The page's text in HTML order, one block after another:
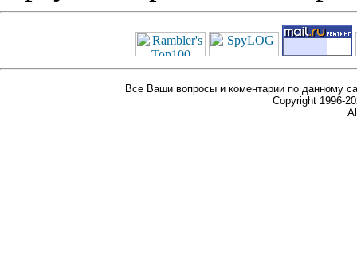
Все Ваши вопросы и коментарии по данному
Copyright 1996-